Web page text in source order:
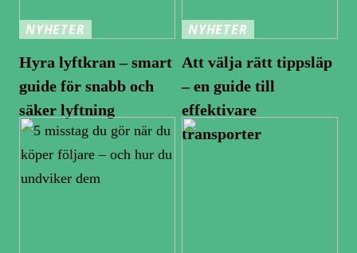
NYHETER
Hyra lyftkran – smart
guide för snabb och
säker lyftning
NYHETER
Att välja rätt tippsläp
– en guide till
effektivare
transporter